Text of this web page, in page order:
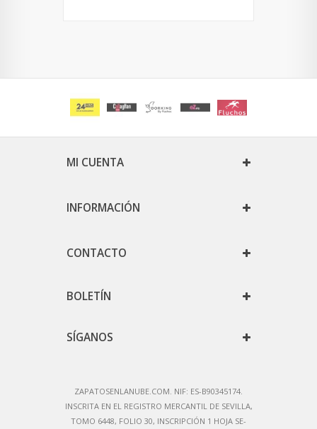
MI CUENTA
INFORMACIÓN
CONTACTO
BOLETÍN
SÍGANOS
ZAPATOSENLANUBE.COM. NIF: ES-B90345174.
INSCRITA EN EL REGISTRO MERCANTIL DE SEVILLA,
TOMO 6448, FOLIO 30, INSCRIPCIÓN 1 HOJA SE-